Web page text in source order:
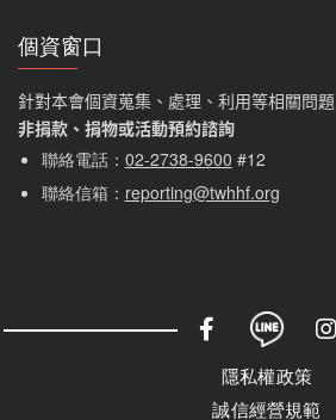
個資窗口
針對本會個資蒐集、處理、利用等相關問題
非捐款、捐物或活動預約諮詢
聯絡電話： 02-2738-9600 #12
聯絡信箱： reporting@twhhf.org
社群選單
隱私權政策
誠信經營規範